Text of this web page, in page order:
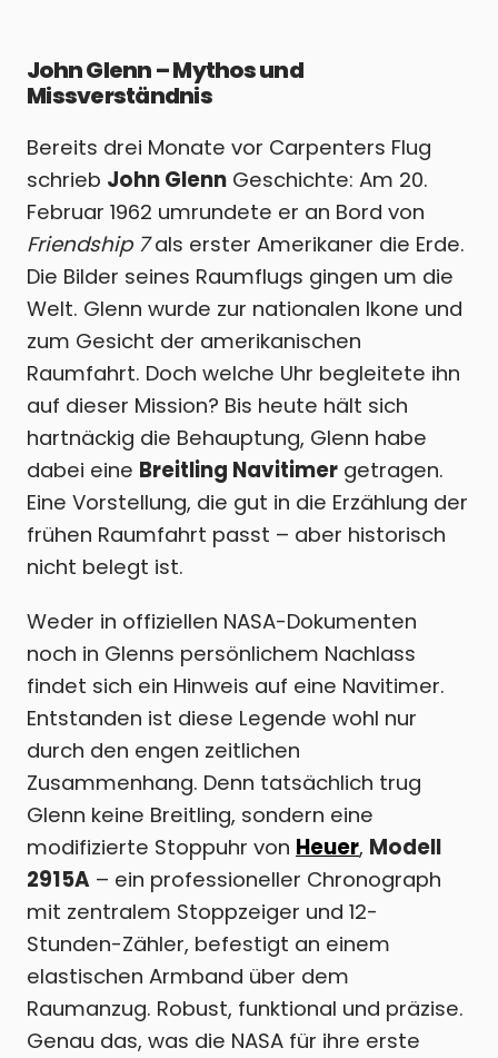
John Glenn – Mythos und
Missverständnis
Bereits drei Monate vor Carpenters Flug
schrieb John Glenn Geschichte: Am 20.
Februar 1962 umrundete er an Bord von
Friendship 7als erster Amerikaner die Erde.
Die Bilder seines Raumflugs gingen um die
Welt. Glenn wurde zur nationalen Ikone und
zum Gesicht der amerikanischen
Raumfahrt. Doch welche Uhr begleitete ihn
auf dieser Mission? Bis heute hält sich
hartnäckig die Behauptung, Glenn habe
dabei eine Breitling Navitimer getragen.
Eine Vorstellung, die gut in die Erzählung der
frühen Raumfahrt passt – aber historisch
nicht belegt ist.
Weder in offiziellen NASA-Dokumenten
noch in Glenns persönlichem Nachlass
findet sich ein Hinweis auf eine Navitimer.
Entstanden ist diese Legende wohl nur
durch den engen zeitlichen
Zusammenhang. Denn tatsächlich trug
Glenn keine Breitling, sondern eine
modifizierte Stoppuhr von Heuer, Modell
2915A – ein professioneller Chronograph
mit zentralem Stoppzeiger und 12-
Stunden-Zähler, befestigt an einem
elastischen Armband über dem
Raumanzug. Robust, funktional und präzise.
Genau das, was die NASA für ihre erste